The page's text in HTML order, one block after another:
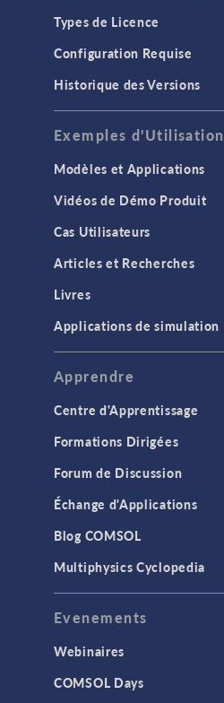
Types de Licence
Configuration Requise
Historique des Versions
Exemples d'Utilisation
Modèles et Applications
Vidéos de Démo Produit
Cas Utilisateurs
Articles et Recherches
Livres
Applications de simulation
Apprendre
Centre d'Apprentissage
Formations Dirigées
Forum de Discussion
Échange d'Applications
Blog COMSOL
Multiphysics Cyclopedia
Evenements
Webinaires
COMSOL Days